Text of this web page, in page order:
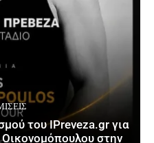
του IPreveza.gr για
στην